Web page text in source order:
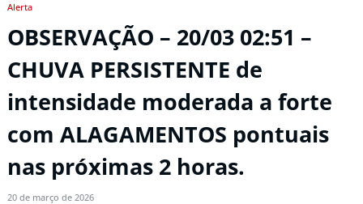
Alerta
OBSERVAÇÃO – 20/03 02:51 –
CHUVA PERSISTENTE de
intensidade moderada a forte
com ALAGAMENTOS pontuais
nas próximas 2 horas.
20 de março de 2026